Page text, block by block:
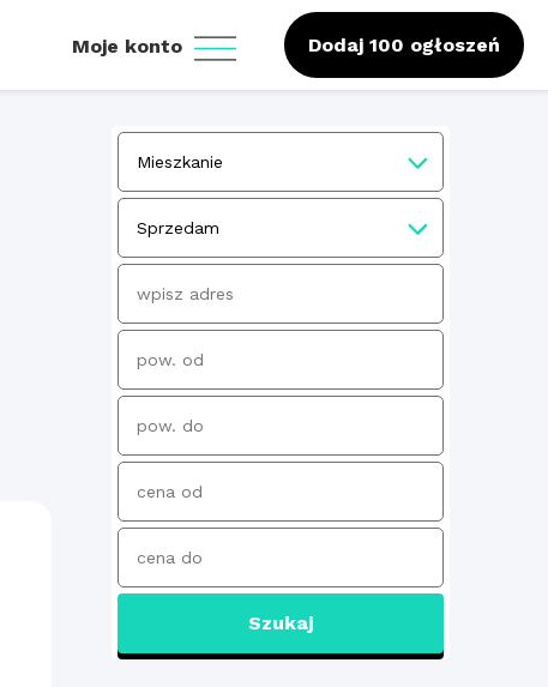
Dodaj 100 ogłoszeń
Moje konto
Szukaj